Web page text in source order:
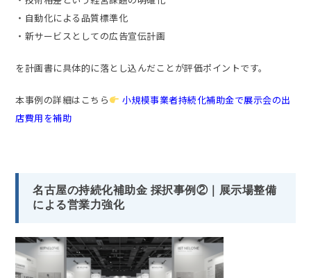
・自動化による品質標準化
・新サービスとしての広告宣伝計画
を計画書に具体的に落とし込んだことが評価ポイントです。
本事例の詳細はこちら
小規模事業者持続化補助金で展示会の出
店費用を補助
名古屋の持続化補助金 採択事例②｜展示場整備
による営業力強化